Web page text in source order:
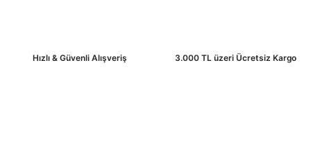
Ürün fiyatı diğer sitelerden daha pahalı.
Hızlı & Güvenli Alışveriş 3.000 TL üzeri Ücretsiz Kargo